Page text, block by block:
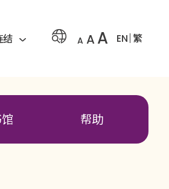
结 A A A EN 繁
帮助